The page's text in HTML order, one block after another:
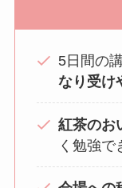
5日間の
なり受け
紅茶のお
く勉強で